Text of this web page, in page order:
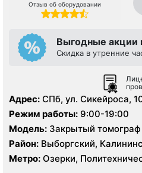
Отзыв об оборудовании
Выгодные акции
Скидка в утренние
Адрес: СПб, ул. Сикейроса,
Режим работы: 9:00-19:00
Модель: Закрытый
Atlas 1.5 Тесла, КТ Philips 64
Район: Выборгский,
Метро: Озерки,